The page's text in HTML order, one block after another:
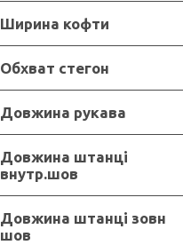
Ширина кофти
Обхват стегон
Довжина рукава
Довжина штанці
внутр.шов
Довжина штанці зовн
шов